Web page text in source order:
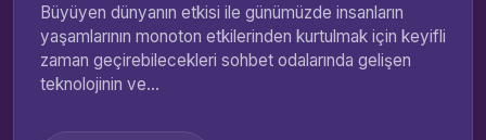
Büyüyen dünyanın etkisi ile günümüzde insanların
yaşamlarının monoton etkilerinden kurtulmak için keyifli
zaman geçirebilecekleri sohbet odalarında gelişen
teknolojinin ve...